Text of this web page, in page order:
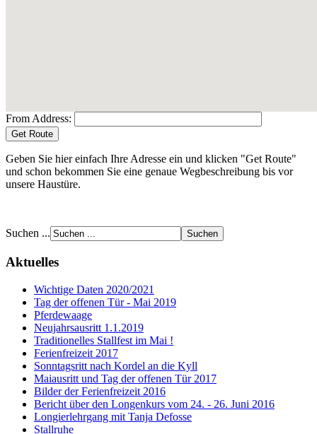
From Address:
Geben Sie hier einfach Ihre Adresse ein und klicken "Get Route"
und schon bekommen Sie eine genaue Wegbeschreibung bis vor
unsere Haustüre.
Suchen ...
Aktuelles
Wichtige Daten 2020/2021
Tag der offenen Tür - Mai 2019
Pferdewaage
Neujahrsausritt 1.1.2019
Traditionelles Stallfest im Mai !
Ferienfreizeit 2017
Sonntagsritt nach Kordel an die Kyll
Maiausritt und Tag der offenen Tür 2017
Bilder der Ferienfreizeit 2016
Bericht über den Longenkurs vom 24. - 26. Juni 2016
Longierlehrgang mit Tanja Defosse
Stallruhe